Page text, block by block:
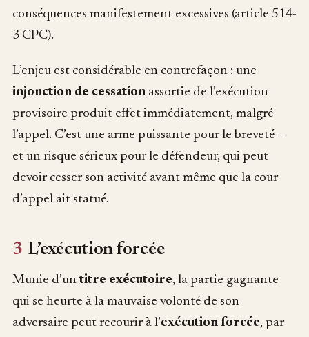
conséquences manifestement excessives (article 514-
3 CPC).
L’enjeu est considérable en contrefaçon : une
injonction de cessation assortie de l’exécution
provisoire produit effet immédiatement, malgré
l’appel. C’est une arme puissante pour le breveté —
et un risque sérieux pour le défendeur, qui peut
devoir cesser son activité avant même que la cour
d’appel ait statué.
3 L’exécution forcée
Munie d’untitre exécutoire, la partie gagnante
qui se heurte à la mauvaise volonté de son
adversaire peut recourir à l’exécution forcée, par